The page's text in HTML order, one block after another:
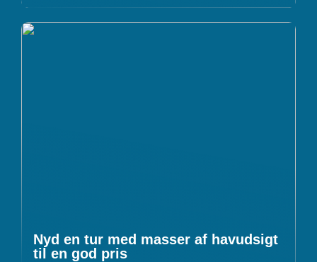
Nyd en tur med masser af havudsigt
til en god pris